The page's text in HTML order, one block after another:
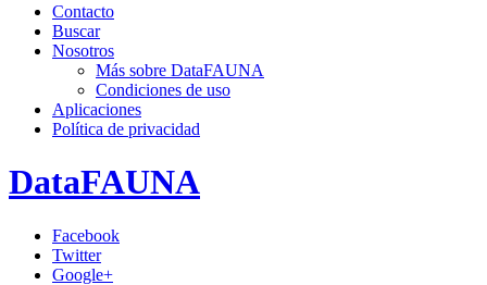
Contacto
Buscar
Nosotros
Más sobre DataFAUNA
Condiciones de uso
Aplicaciones
Política de privacidad
DataFAUNA
Facebook
Twitter
Google+